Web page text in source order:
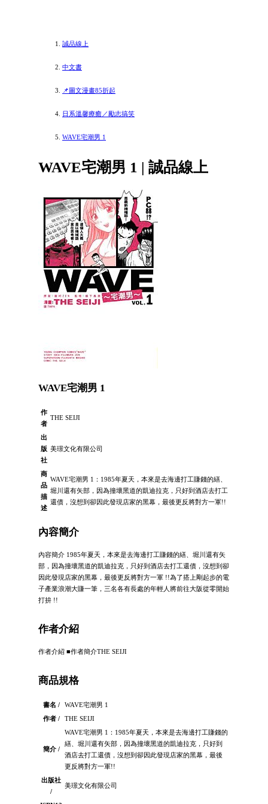
誠品線上
中文書
📌圖文漫畫85折起
日系溫馨療癒／勵志搞笑
WAVE宅潮男 1
WAVE宅潮男 1 | 誠品線上
WAVE宅潮男 1
作
者
THE SEIJI
出
版
社
美璟文化有限公司
商
品
描
述
WAVE宅潮男 1：1985年夏天，本來是去海邊打工賺錢的繕、
堀川還有矢部，因為撞壞黑道的凱迪拉克，只好到酒店去打工
還債，沒想到卻因此發現店家的黑幕，最後更反將對方一軍!!
內容簡介
內容簡介 1985年夏天，本來是去海邊打工賺錢的繕、堀川還有矢
部，因為撞壞黑道的凱迪拉克，只好到酒店去打工還債，沒想到卻
因此發現店家的黑幕，最後更反將對方一軍 !!為了搭上剛起步的電
子產業浪潮大賺一筆，三名各有長處的年輕人將前往大阪從零開始
打拚 !!
作者介紹
作者介紹 ■作者簡介THE SEIJI
商品規格
書名 /
WAVE宅潮男 1
作者 /
THE SEIJI
簡介 /
WAVE宅潮男 1：1985年夏天，本來是去海邊打工賺錢的
繕、堀川還有矢部，因為撞壞黑道的凱迪拉克，只好到
酒店去打工還債，沒想到卻因此發現店家的黑幕，最後
更反將對方一軍!!
出版社
/
美璟文化有限公司